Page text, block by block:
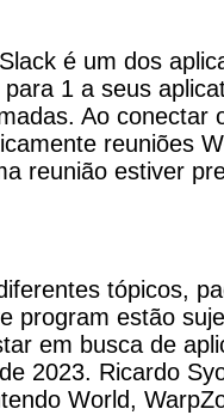
é um dos
1 a seus
Ao conectar
reuniões
reunião estiver
tópicos,
program estão
em busca de
2023. Ricardo
World,